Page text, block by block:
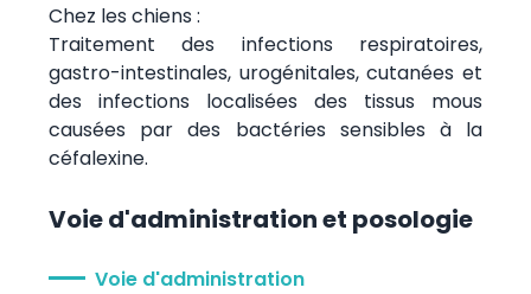
Chez les chiens :
Traitement des infections respiratoires,
gastro-intestinales, urogénitales, cutanées et
des infections localisées des tissus mous
causées par des bactéries sensibles à la
céfalexine.
Voie d'administration et posologie
Voie d'administration